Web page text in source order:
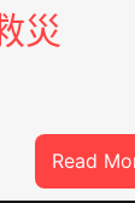
災
Read